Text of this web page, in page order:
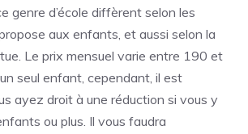
genre d’école diffèrent selon les
aux enfants, et aussi selon la
Le prix mensuel varie entre 190 et
seul enfant, cependant, il est
ayez droit à une réduction si vous y
ou plus. Il vous faudra